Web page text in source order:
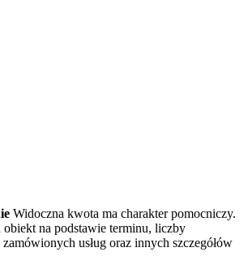
Widoczna kwota ma charakter pomocniczy.
obiekt na podstawie terminu, liczby
usług oraz innych szczegółów